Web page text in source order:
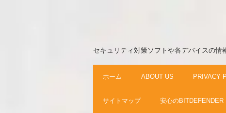
セキュリティ対策ソフトや各デバイスの情
ホーム ABOUT US PRIVACY
サイトマップ 安心のBITDEFENDER